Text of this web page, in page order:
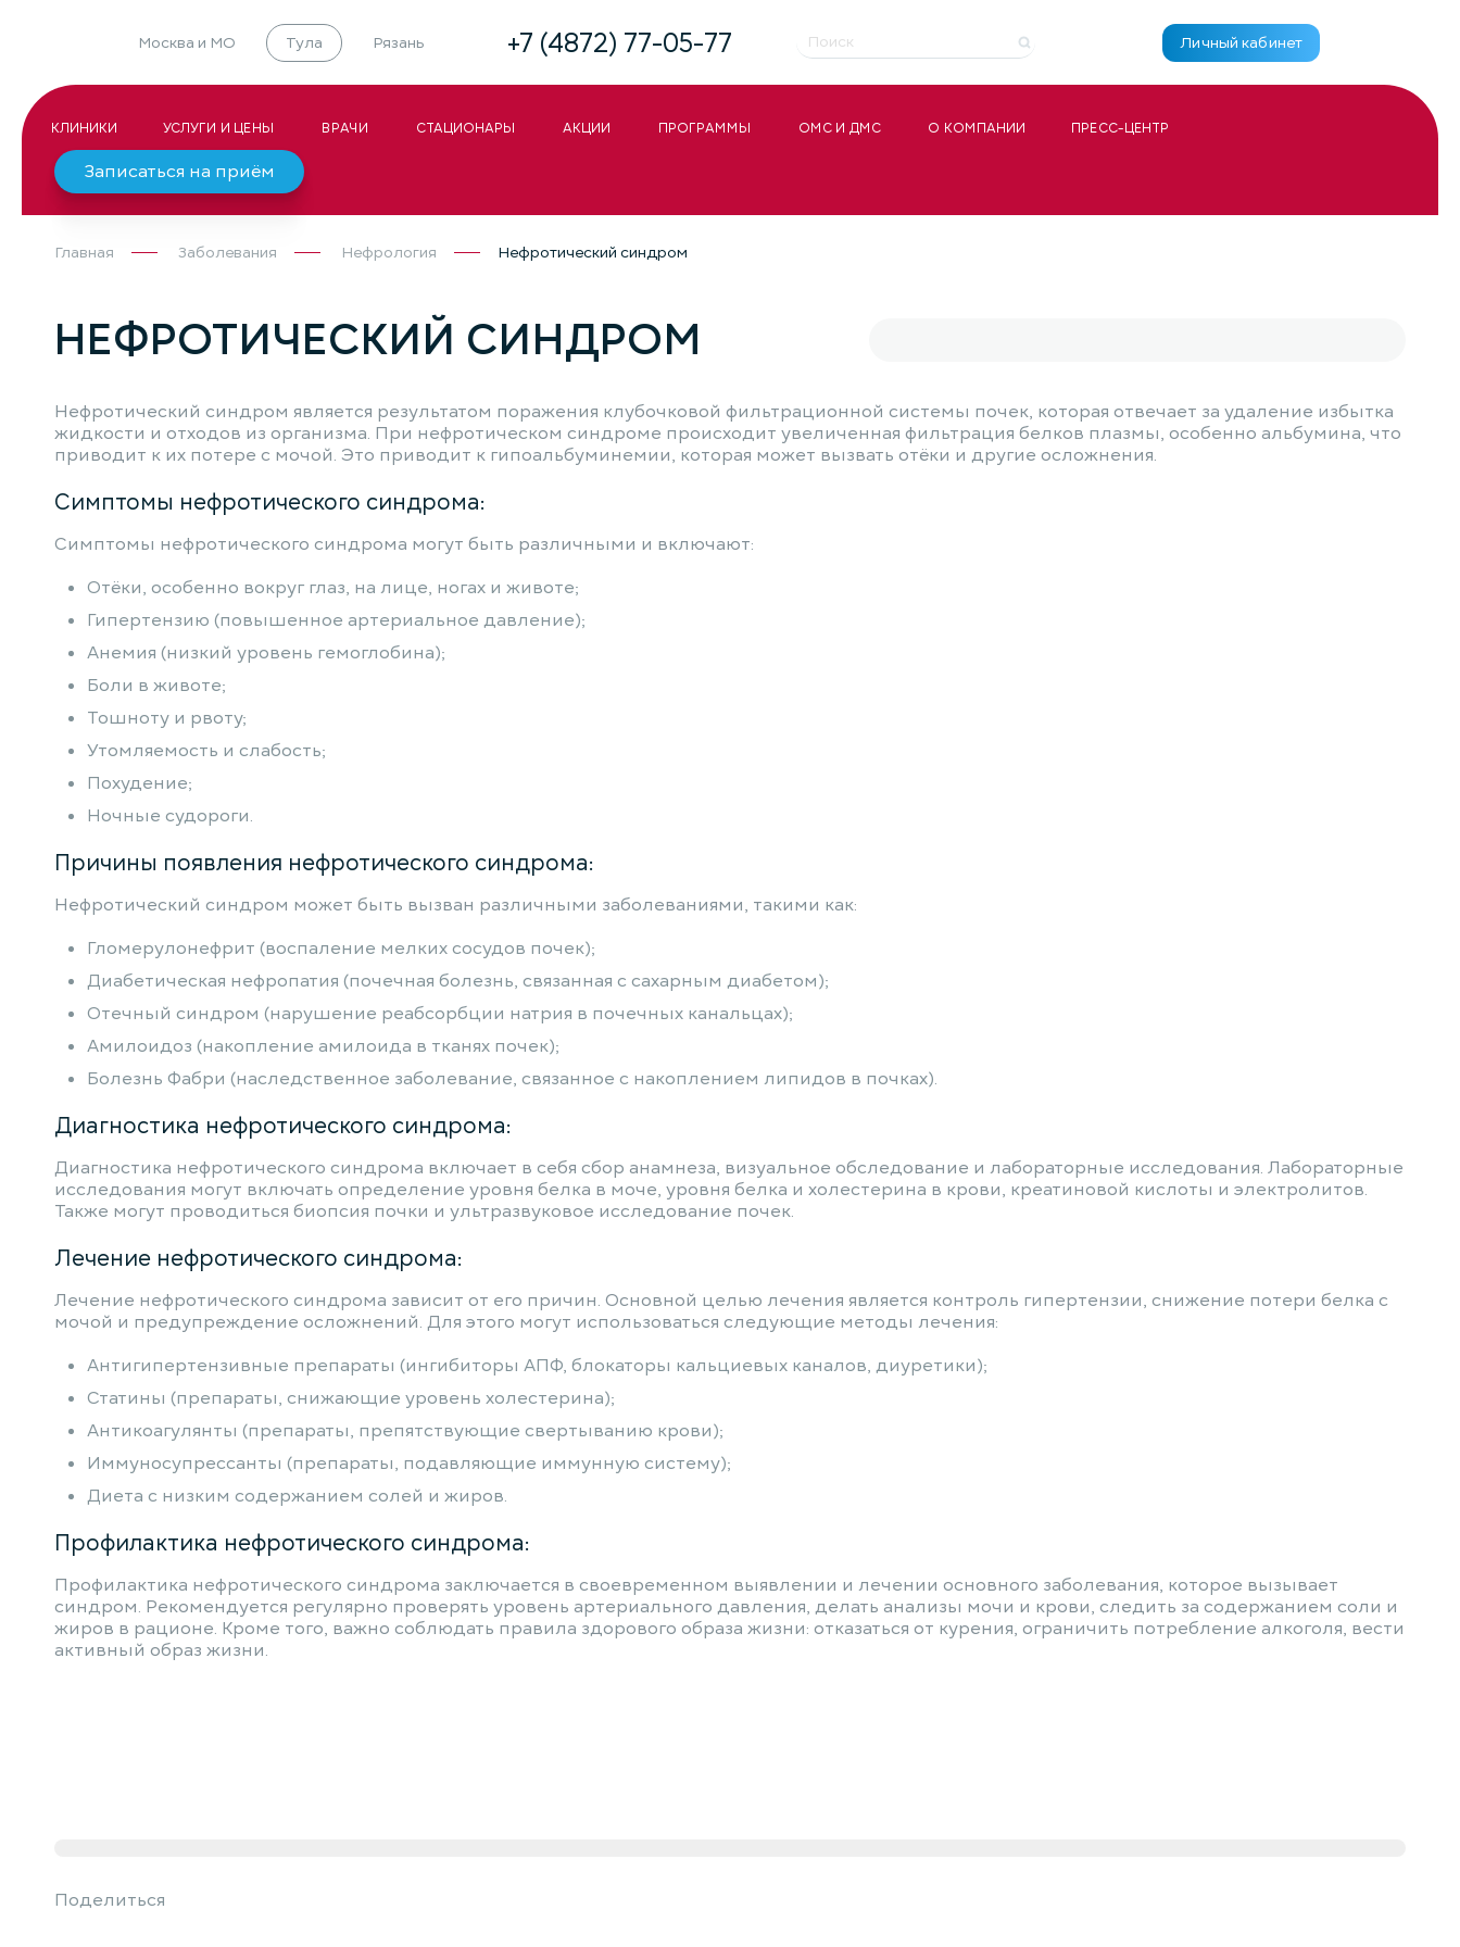
Москва и МО Тула Рязань +7 (4872) 77-05-77 Личный кабинет
КЛИНИКИ УСЛУГИ И ЦЕНЫ ВРАЧИ СТАЦИОНАРЫ АКЦИИ ПРОГРАММЫ ОМС И ДМС О КОМПАНИИ ПРЕСС-ЦЕНТР
Записаться на приём
Главная Заболевания Нефрология Нефротический синдром
НЕФРОТИЧЕСКИЙ СИНДРОМ
Нефротический синдром является результатом поражения клубочковой фильтрационной системы почек, которая отвечает за удаление избытка
жидкости и отходов из организма. При нефротическом синдроме происходит увеличенная фильтрация белков плазмы, особенно альбумина, что
приводит к их потере с мочой. Это приводит к гипоальбуминемии, которая может вызвать отёки и другие осложнения.
Симптомы нефротического синдрома:
Симптомы нефротического синдрома могут быть различными и включают:
Отёки, особенно вокруг глаз, на лице, ногах и животе;
Гипертензию (повышенное артериальное давление);
Анемия (низкий уровень гемоглобина);
Боли в животе;
Тошноту и рвоту;
Утомляемость и слабость;
Похудение;
Ночные судороги.
Причины появления нефротического синдрома:
Нефротический синдром может быть вызван различными заболеваниями, такими как:
Гломерулонефрит (воспаление мелких сосудов почек);
Диабетическая нефропатия (почечная болезнь, связанная с сахарным диабетом);
Отечный синдром (нарушение реабсорбции натрия в почечных канальцах);
Амилоидоз (накопление амилоида в тканях почек);
Болезнь Фабри (наследственное заболевание, связанное с накоплением липидов в почках).
Диагностика нефротического синдрома:
Диагностика нефротического синдрома включает в себя сбор анамнеза, визуальное обследование и лабораторные исследования. Лабораторные
исследования могут включать определение уровня белка в моче, уровня белка и холестерина в крови, креатиновой кислоты и электролитов.
Также могут проводиться биопсия почки и ультразвуковое исследование почек.
Лечение нефротического синдрома:
Лечение нефротического синдрома зависит от его причин. Основной целью лечения является контроль гипертензии, снижение потери белка с
мочой и предупреждение осложнений. Для этого могут использоваться следующие методы лечения:
Антигипертензивные препараты (ингибиторы АПФ, блокаторы кальциевых каналов, диуретики);
Статины (препараты, снижающие уровень холестерина);
Антикоагулянты (препараты, препятствующие свертыванию крови);
Иммуносупрессанты (препараты, подавляющие иммунную систему);
Диета с низким содержанием солей и жиров.
Профилактика нефротического синдрома:
Профилактика нефротического синдрома заключается в своевременном выявлении и лечении основного заболевания, которое вызывает
синдром. Рекомендуется регулярно проверять уровень артериального давления, делать анализы мочи и крови, следить за содержанием соли и
жиров в рационе. Кроме того, важно соблюдать правила здорового образа жизни: отказаться от курения, ограничить потребление алкоголя, вести
активный образ жизни.
Поделиться